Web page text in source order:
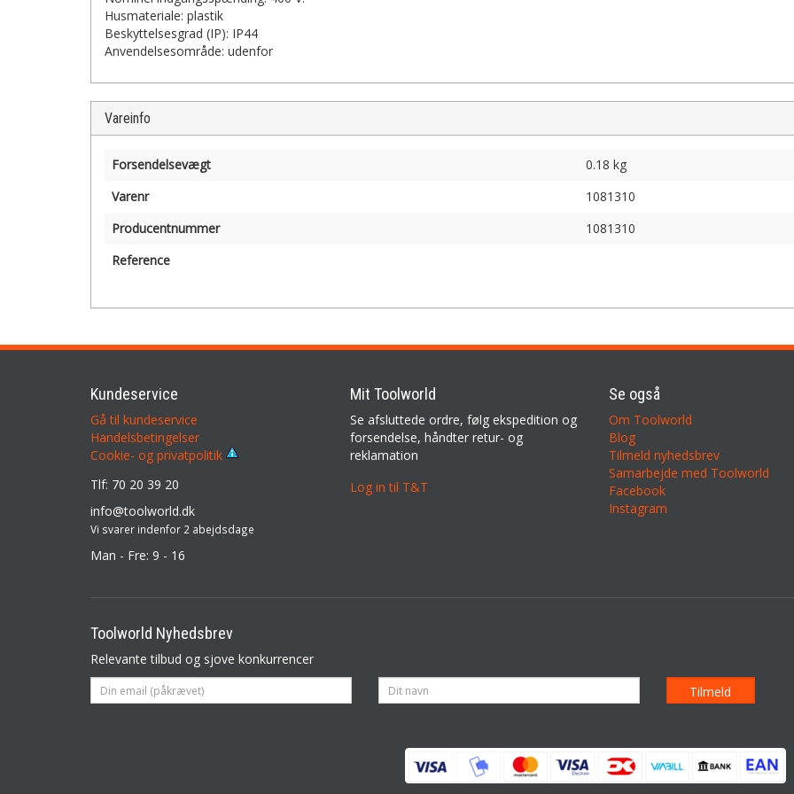
Husmateriale: plastik
Beskyttelsesgrad (IP): IP44
Anvendelsesområde: udenfor
Vareinfo
Forsendelsevægt
0.18 kg
Varenr
1081310
Producentnummer
1081310
Reference
Kundeservice
Gå til kundeservice
Handelsbetingelser
Cookie- og privatpolitik
Tlf: 70 20 39 20
info@toolworld.dk
Vi svarer indenfor 2 abejdsdage
Man - Fre: 9 - 16
Mit Toolworld
Se afsluttede ordre, følg ekspedition og
forsendelse, håndter retur- og
reklamation
Log in til T&T
Se også
Om Toolworld
Blog
Tilmeld nyhedsbrev
Samarbejde med Toolworld
Facebook
Instagram
Toolworld Nyhedsbrev
Relevante tilbud og sjove konkurrencer